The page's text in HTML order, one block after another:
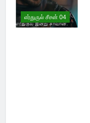
எர்துருல் சீசன் 04